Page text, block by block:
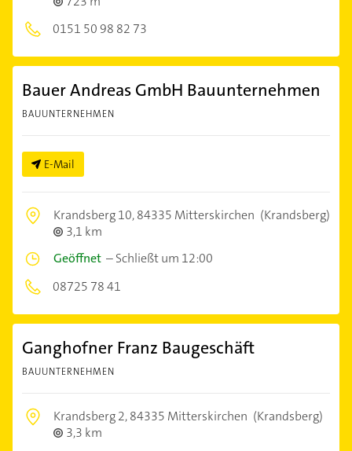
0151 50 98 82 73
Bauer Andreas GmbH Bauunternehmen
BAUUNTERNEHMEN
E-Mail
Krandsberg 10,84335 Mitterskirchen (Krandsberg)
3,1 km
Geöffnet –Schließt um 12:00
08725 78 41
Ganghofner Franz Baugeschäft
BAUUNTERNEHMEN
Krandsberg 2,84335 Mitterskirchen (Krandsberg)
3,3 km